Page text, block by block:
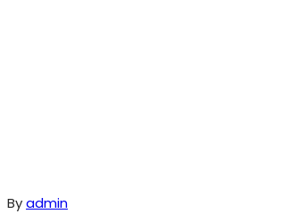
Byadmin